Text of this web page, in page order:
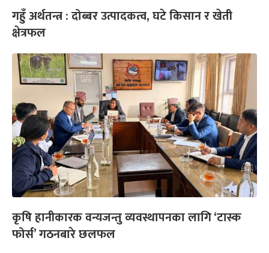
गहुँ अर्थतन्त्र : दोब्बर उत्पादकत्व, घटे किसान र खेती
क्षेत्रफल
कृषि हानीकारक वन्यजन्तु व्यवस्थापनका लागि ‘टास्क
फोर्स’ गठनबारे छलफल